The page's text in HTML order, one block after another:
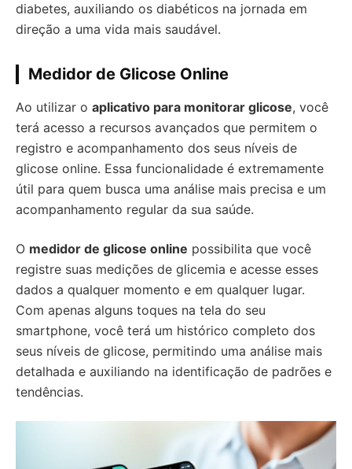
diabetes, auxiliando os diabéticos na jornada em
direção a uma vida mais saudável.
Medidor de Glicose Online
Ao utilizar o aplicativo para monitorar glicose, você
terá acesso a recursos avançados que permitem o
registro e acompanhamento dos seus níveis de
glicose online. Essa funcionalidade é extremamente
útil para quem busca uma análise mais precisa e um
acompanhamento regular da sua saúde.
O medidor de glicose online possibilita que você
registre suas medições de glicemia e acesse esses
dados a qualquer momento e em qualquer lugar.
Com apenas alguns toques na tela do seu
smartphone, você terá um histórico completo dos
seus níveis de glicose, permitindo uma análise mais
detalhada e auxiliando na identificação de padrões e
tendências.